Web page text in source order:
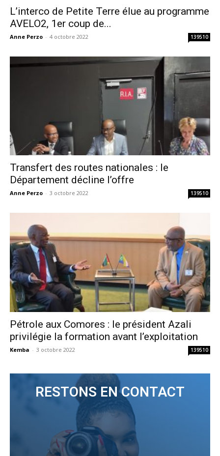
L’interco de Petite Terre élue au programme
AVELO2, 1er coup de...
Anne Perzo - 4 octobre 2022 139510
Transfert des routes nationales : le
Département décline l’offre
Anne Perzo - 3 octobre 2022 139510
Pétrole aux Comores : le président Azali
privilégie la formation avant l’exploitation
Kemba - 3 octobre 2022 139510
RESTONS EN CONTACT